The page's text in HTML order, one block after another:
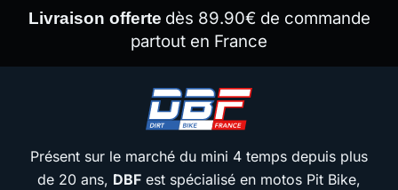
Livraison offerte dès 89.90€ de commande
partout en France
Présent sur le marché du mini 4 temps depuis plus
de 20 ans, DBF est spécialisé en motos Pit Bike,